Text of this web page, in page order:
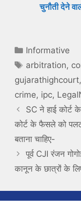
चुनौती देने
Categories
Informative
Tags
arbitration,
gujarathighcourt,
crime, ipc,
SC ने हाई कोर्ट
कोर्ट के फैसले को
बताना चाहिए-
पूर्व CJI रंजन
कानून के छात्रों के